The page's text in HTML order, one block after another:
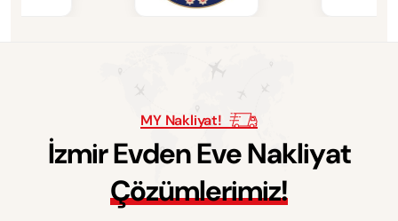
MY Nakliyat!
İzmirEvdenEveNakliyat
Çözümlerimiz!